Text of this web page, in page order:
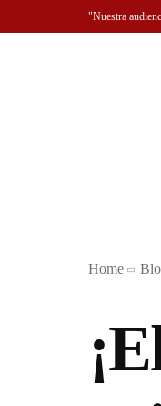
"Nuestra
Home